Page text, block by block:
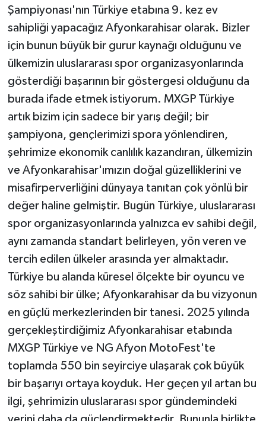
Şampiyonası'nın Türkiye etabına 9. kez ev
sahipliği yapacağız Afyonkarahisar olarak. Bizler
için bunun büyük bir gurur kaynağı olduğunu ve
ülkemizin uluslararası spor organizasyonlarında
gösterdiği başarının bir göstergesi olduğunu da
burada ifade etmek istiyorum. MXGP Türkiye
artık bizim için sadece bir yarış değil; bir
şampiyona, gençlerimizi spora yönlendiren,
şehrimize ekonomik canlılık kazandıran, ülkemizin
ve Afyonkarahisar'ımızın doğal güzelliklerini ve
misafirperverliğini dünyaya tanıtan çok yönlü bir
değer haline gelmiştir. Bugün Türkiye, uluslararası
spor organizasyonlarında yalnızca ev sahibi değil,
aynı zamanda standart belirleyen, yön veren ve
tercih edilen ülkeler arasında yer almaktadır.
Türkiye bu alanda küresel ölçekte bir oyuncu ve
söz sahibi bir ülke; Afyonkarahisar da bu vizyonun
en güçlü merkezlerinden bir tanesi. 2025 yılında
gerçekleştirdiğimiz Afyonkarahisar etabında
MXGP Türkiye ve NG Afyon MotoFest'te
toplamda 550 bin seyirciye ulaşarak çok büyük
bir başarıyı ortaya koyduk. Her geçen yıl artan bu
ilgi, şehrimizin uluslararası spor gündemindeki